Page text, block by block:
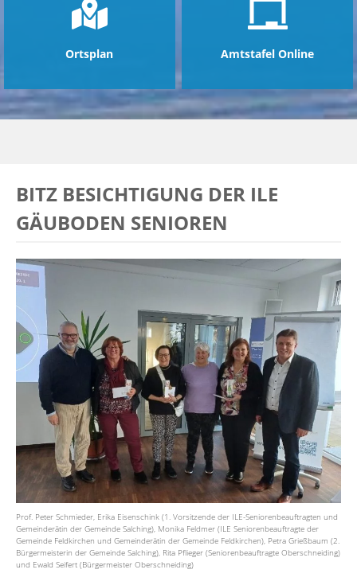
Ortsplan Amtstafel Online
BITZ BESICHTIGUNG DER ILE
GÄUBODEN SENIOREN
Prof. Peter Schmieder, Erika Eisenschink (1. Vorsitzende der ILE-Seniorenbeauftragten und
Gemeinderätin der Gemeinde Salching), Monika Feldmer (ILE Seniorenbeauftragte der
Gemeinde Feldkirchen und Gemeinderätin der Gemeinde Feldkirchen), Petra Grießbaum (2.
Bürgermeisterin der Gemeinde Salching), Rita Pflieger (Seniorenbeauftragte Oberschneiding)
und Ewald Seifert (Bürgermeister Oberschneiding)